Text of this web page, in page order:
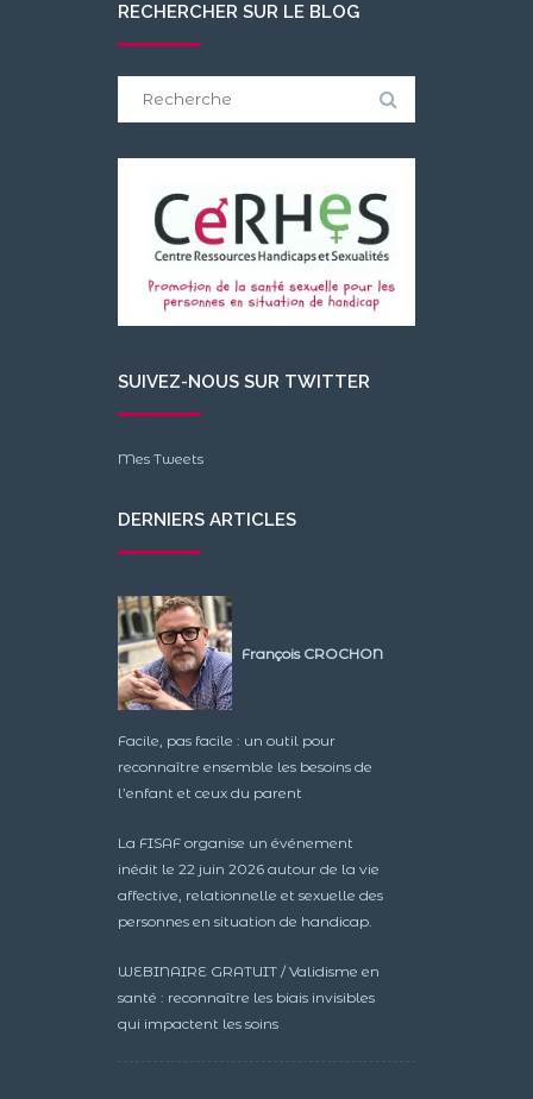
RECHERCHER SUR LE BLOG
SUIVEZ-NOUS SUR TWITTER
Mes Tweets
DERNIERS ARTICLES
François CROCHON
Facile, pas facile : un outil pour
reconnaître ensemble les besoins de
l’enfant et ceux du parent
La FISAF organise un événement
inédit le 22 juin 2026 autour de la vie
affective, relationnelle et sexuelle des
personnes en situation de handicap.
WEBINAIRE GRATUIT / Validisme en
santé : reconnaître les biais invisibles
qui impactent les soins